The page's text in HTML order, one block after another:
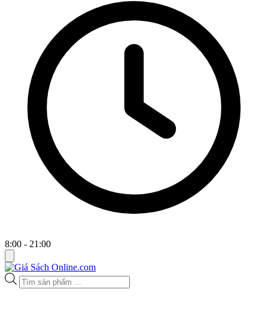
8:00 - 21:00
Tìm
kiếm